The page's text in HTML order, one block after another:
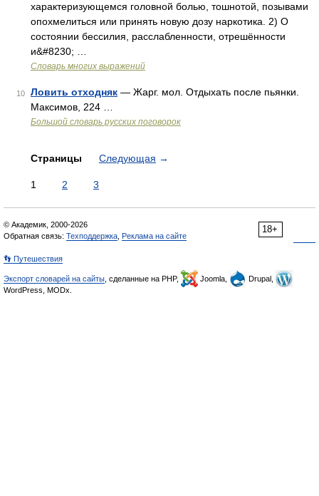
характеризующемся головной болью, тошнотой, позывами
опохмелиться или принять новую дозу наркотика. 2) О
состоянии бессилия, расслабленности, отрешённости
и&#8230; …
Словарь многих выражений
10 Ловить отходняк — Жарг. мол. Отдыхать после пьянки.
Максимов, 224 …
Большой словарь русских поговорок
Страницы Следующая →
1 2 3
18+
© Академик, 2000-2026
Обратная связь: Техподдержка Реклама на сайте
👣 Путешествия
Экспорт словарей на сайты , сделанные на PHP, Joomla,
Drupal,
WordPress, MODx.